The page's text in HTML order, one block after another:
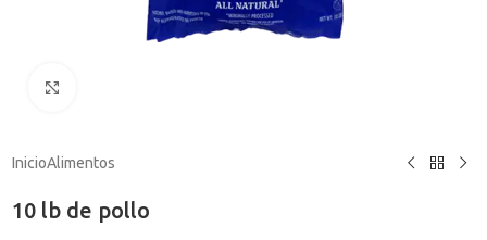
InicioAlimentos
10 lb de pollo